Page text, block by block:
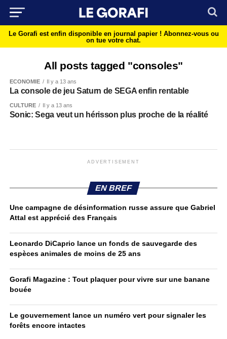
Le Gorafi est enfin disponible en journal papier ! Abonnez-vous ou
on tue votre chat.
All posts tagged "consoles"
ECONOMIE Il y a 13 ans
La console de jeu Saturn de SEGA enfin rentable
CULTURE Il y a 13 ans
Sonic: Sega veut un hérisson plus proche de la réalité
ADVERTISEMENT
EN BREF
Une campagne de désinformation russe assure que Gabriel
Attal est apprécié des Français
Leonardo DiCaprio lance un fonds de sauvegarde des
espèces animales de moins de 25 ans
Gorafi Magazine : Tout plaquer pour vivre sur une banane
bouée
Le gouvernement lance un numéro vert pour signaler les
forêts encore intactes